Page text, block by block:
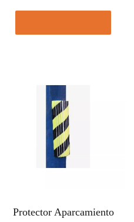
Protector Aparcamiento